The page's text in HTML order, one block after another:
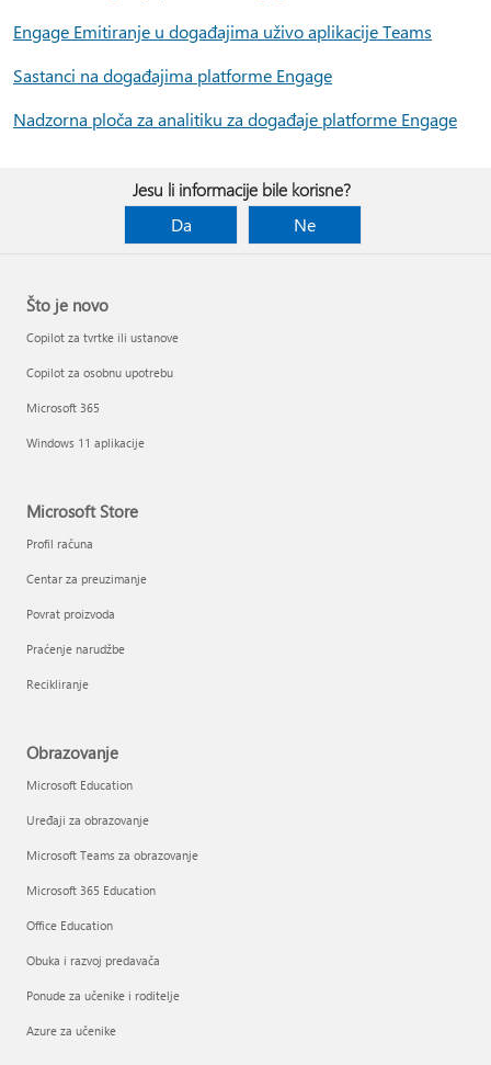
Engage Emitiranje u događajima uživo aplikacije Teams
Sastanci na događajima platforme Engage
Nadzorna ploča za analitiku za događaje platforme Engage
Jesu li informacije bile korisne?
Da
Ne
Što je novo
Copilot za tvrtke ili ustanove
Copilot za osobnu upotrebu
Microsoft 365
Windows 11 aplikacije
Microsoft Store
Profil računa
Centar za preuzimanje
Povrat proizvoda
Praćenje narudžbe
Recikliranje
Obrazovanje
Microsoft Education
Uređaji za obrazovanje
Microsoft Teams za obrazovanje
Microsoft 365 Education
Office Education
Obuka i razvoj predavača
Ponude za učenike i roditelje
Azure za učenike